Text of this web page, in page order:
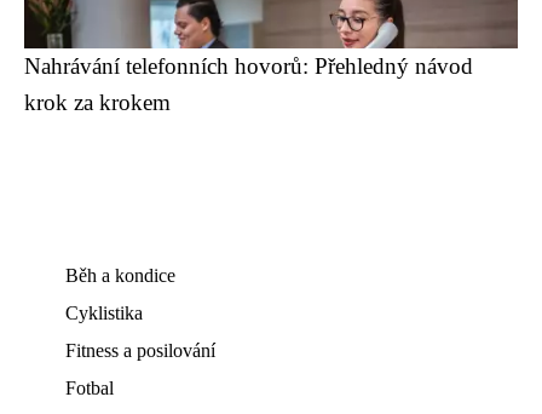
Nahrávání telefonních hovorů: Přehledný návod
krok za krokem
Běh a kondice
Cyklistika
Fitness a posilování
Fotbal